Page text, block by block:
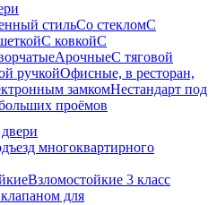
стильСо стекломС
С ковкойС
АрочныеС тяговой
ручкойОфисные, в ресторан,
замкомНестандарт под
проёмов
многоквартирного
Взломостойкие 3 класс
для